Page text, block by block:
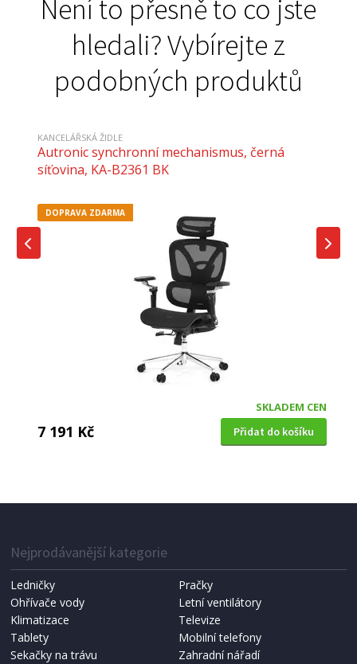
Není to přesně to co jste
hledali? Vybírejte z
podobných produktů
KANCELÁŘSKÁ ŽIDLE
Autronic synchronní mechanismus, černá
síťovina, KA-B2361 BK
DOPRAVA ZDARMA
SKLADEM CEN
7 191 Kč Přidat do košíku
Halmar FOSTER světle hnědá
DOPRAVA ZDARMA
Nejprodávanější kategorie
Ledničky
Pračky
Ohřívače vody
Letní ventilátory
Klimatizace
Televize
Tablety
Mobilní telefony
Sekačky na trávu
Zahradní nářadí